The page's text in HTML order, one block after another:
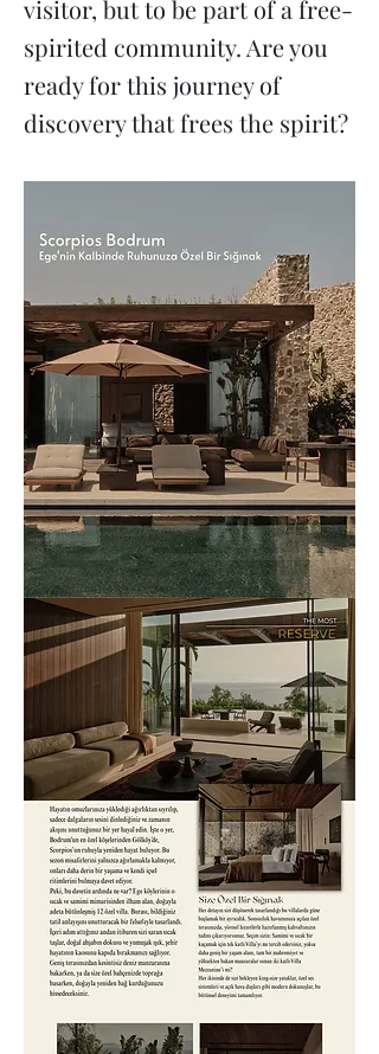
visitor, but to be part of a free-
spirited community. Are you
ready for this journey of
discovery that frees the spirit?